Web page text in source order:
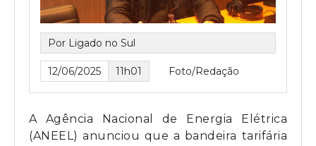
Por Ligado no Sul
12/06/2025 11h01 Foto/Redação
A Agência Nacional de Energia Elétrica
(ANEEL) anunciou que a bandeira tarifária